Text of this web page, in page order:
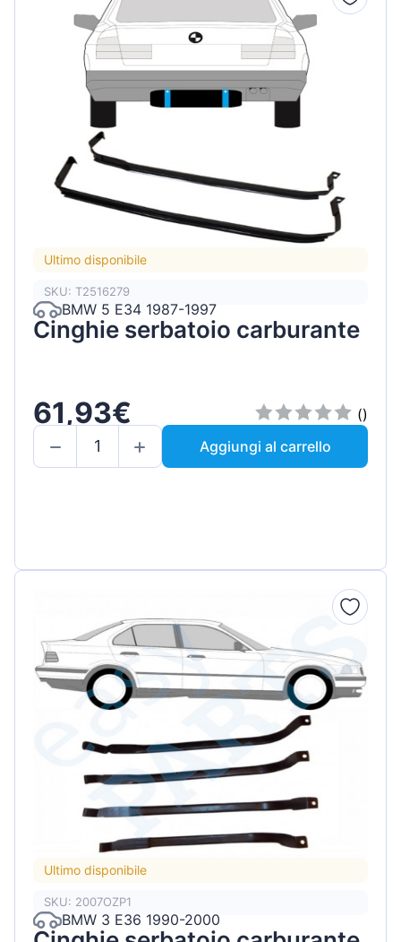
Ultimo disponibile
SKU: T2516279
BMW 5 E34 1987-1997
Cinghie serbatoio carburante
61,93€
()
Aggiungi al carrello
Ultimo disponibile
SKU: 2007OZP1
BMW 3 E36 1990-2000